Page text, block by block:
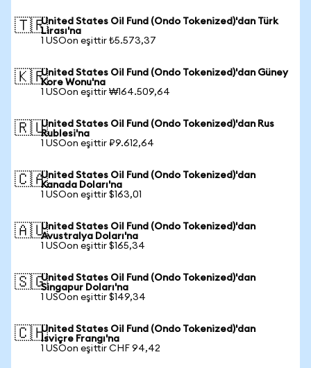
🇹🇷United States Oil Fund (Ondo Tokenized)'dan Türk
Lirası'na
1 USOon eşittir ₺5.573,37
🇰🇷United States Oil Fund (Ondo Tokenized)'dan Güney
Kore Wonu'na
1 USOon eşittir ₩164.509,64
🇷🇺United States Oil Fund (Ondo Tokenized)'dan Rus
Rublesi'na
1 USOon eşittir ₽9.612,64
🇨🇦United States Oil Fund (Ondo Tokenized)'dan
Kanada Doları'na
1 USOon eşittir $163,01
🇦🇺United States Oil Fund (Ondo Tokenized)'dan
Avustralya Doları'na
1 USOon eşittir $165,34
🇸🇬United States Oil Fund (Ondo Tokenized)'dan
Singapur Doları'na
1 USOon eşittir $149,34
🇨🇭United States Oil Fund (Ondo Tokenized)'dan
İsviçre Frangı'na
1 USOon eşittir CHF 94,42